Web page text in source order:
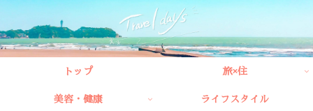
トップ 旅×住
美容・健康 ライフスタイル